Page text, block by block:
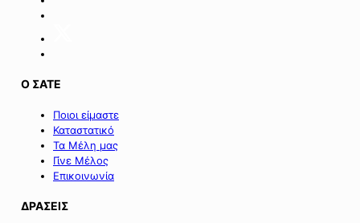
Ο ΣΑΤΕ
Ποιοι είμαστε
Καταστατικό
Τα Μέλη μας
Γίνε Μέλος
Επικοινωνία
ΔΡΑΣΕΙΣ